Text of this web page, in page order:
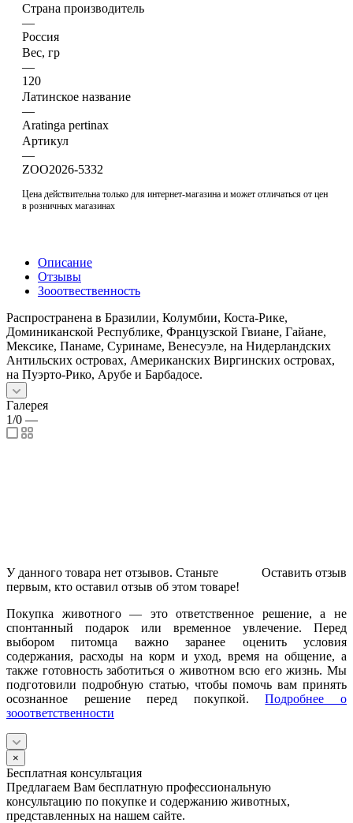
Страна производитель
—
Россия
Вес, гр
—
120
Латинское название
—
Aratinga pertinax
Артикул
—
ZOO2026-5332
Цена действительна только для интернет-магазина и может отличаться от цен
в розничных магазинах
Описание
Отзывы
Зооотвественность
Распространена в Бразилии, Колумбии, Коста-Рике,
Доминиканской Республике, Французской Гвиане, Гайане,
Мексике, Панаме, Суринаме, Венесуэле, на Нидерландских
Антильских островах, Американских Виргинских островах,
на Пуэрто-Рико, Арубе и Барбадосе.
Галерея
1/0 —
Оставить отзыв
У данного товара нет отзывов. Станьте
первым, кто оставил отзыв об этом товаре!
Покупка животного — это ответственное решение, а не
спонтанный подарок или временное увлечение. Перед
выбором питомца важно заранее оценить условия
содержания, расходы на корм и уход, время на общение, а
также готовность заботиться о животном всю его жизнь. Мы
подготовили подробную статью, чтобы помочь вам принять
осознанное решение перед покупкой.Подробнее о
зооответственности
×
Бесплатная консультация
Предлагаем Вам бесплатную профессиональную
консультацию по покупке и содержанию животных,
представленных на нашем сайте.